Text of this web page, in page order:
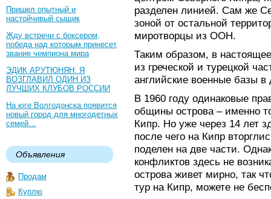
Пришел опытный и
настойчивый сыщик
Жду встречи с боксером,
победа над которым принесет
звание чемпиона мира
ЭДИК АРУТЮНЯН: Я
ВОЗГЛАВИЛ ОДИН ИЗ
ЛУЧШИХ КЛУБОВ РОССИИ
На юге Волгодонска появится
новый город для многодетных
семей…
Объявления
Продам
Куплю
разделен линией. Сам же
зоной от остальной
миротворцы из ООН.
Таким образом, в
из греческой и турецкой
английские военные базы в
В 1960 году одинаковые
общины острова – именно
Кипр. Но уже через 14 лет
после чего на Кипр
поделен на две части.
конфликтов здесь не
острова живет мирно, так
тур на Кипр, можете не